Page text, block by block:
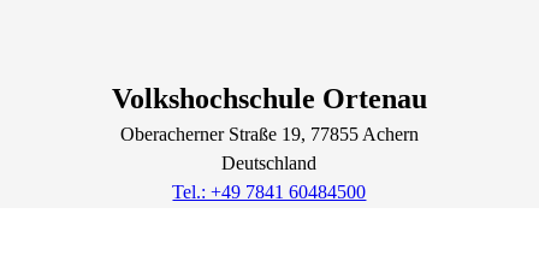
Volkshochschule Ortenau
Oberacherner Straße19, 77855 Achern
Deutschland
Tel.: +49 7841 60484500